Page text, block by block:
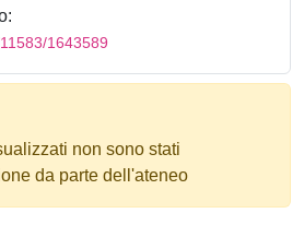
1643589
non sono stati
da parte dell'ateneo